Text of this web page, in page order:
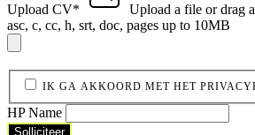
Upload CV* Upload a file or drag
asc, c, cc, h, srt, doc, pages up to 10MB
IK GA AKKOORD MET HET
HP Name
Solliciteer